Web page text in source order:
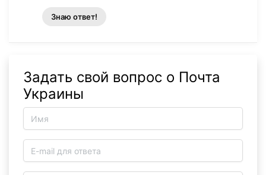
Знаю ответ!
Задать свой вопрос о Почта
Украины